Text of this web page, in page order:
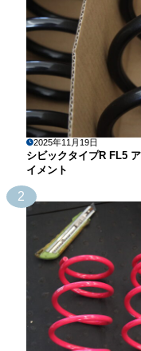
2025年11月19日
シビックタイプR FL5
イメント
2